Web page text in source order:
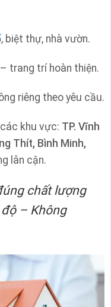
, biệt thự, nhà vườn.
trang trí hoàn thiện.
riêng theo yêu cầu.
khu vực: TP. Vĩnh
Thít, Bình Minh,
lân cận.
chất lượng
– Không